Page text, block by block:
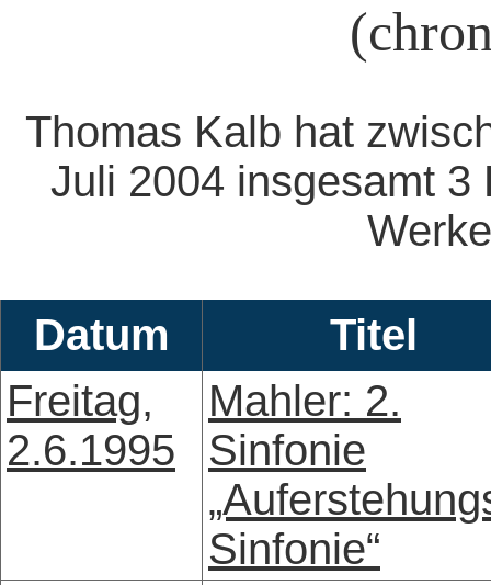
Thomas Kalb hat
Juli 2004 insgesamt 3
Datum
Titel
Freitag,
2.6.1995
Mahler: 2.
Sinfonie
Sinfonie“